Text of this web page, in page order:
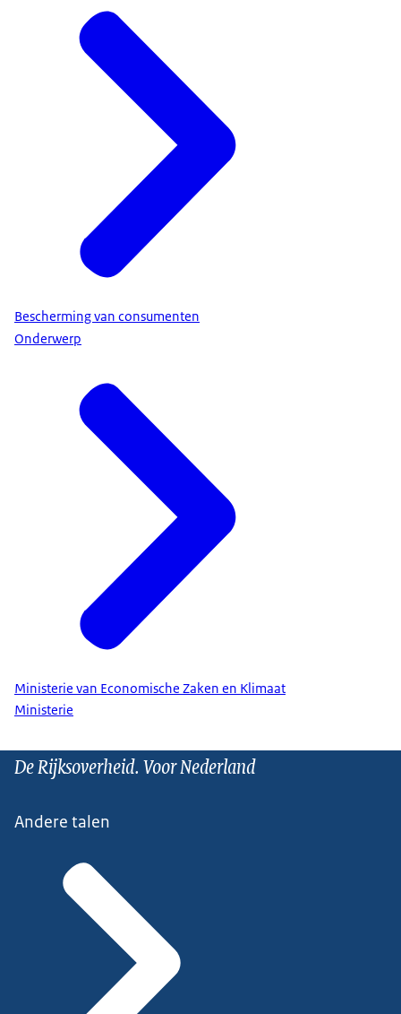
Bescherming van consumenten
Onderwerp
Ministerie van Economische Zaken en Klimaat
Ministerie
De Rijksoverheid. Voor Nederland
Andere talen